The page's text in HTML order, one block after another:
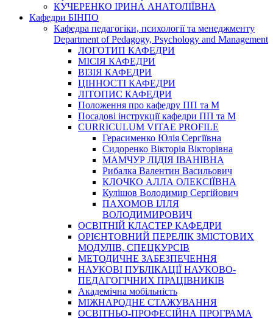
КУЧЕРЕНКО ІРИНА АНАТОЛІЇВНА
Кафедри БІНПО
Кафедра педагогіки, психології та менеджменту
Department of Pedagogy, Psychology and Management
ЛОГОТИП КАФЕДРИ
МІСІЯ КАФЕДРИ
ВІЗІЯ КАФЕДРИ
ЦІННОСТІ КАФЕДРИ
ЛІТОПИС КАФЕДРИ
Положення про кафедру ПП та М
Посадові інструкції кафедри ПП та М
CURRICULUM VITAE PROFILE
Герасименко Юлія Сергіївна
Сидоренко Вікторія Вікторівна
МАМЧУР ЛІДІЯ ІВАНІВНА
Рибалка Валентин Васильович
КЛОЧКО АЛЛА ОЛЕКСІЇВНА
Кулішов Володимир Сергійович
ПАХОМОВ ІЛЛЯ
ВОЛОДИМИРОВИЧ
ОСВІТНІЙ КЛАСТЕР КАФЕДРИ
ОРІЄНТОВНИЙ ПЕРЕЛІК ЗМІСТОВИХ
МОДУЛІВ, СПЕЦКУРСІВ
МЕТОДИЧНЕ ЗАБЕЗПЕЧЕННЯ
НАУКОВІ ПУБЛІКАЦІЇ НАУКОВО-
ПЕДАГОГІЧНИХ ПРАЦІВНИКІВ
Академічна мобільність
МІЖНАРОДНЕ СТАЖУВАННЯ
ОСВІТНЬО-ПРОФЕСІЙНА ПРОГРАМА